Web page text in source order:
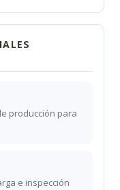
producción para
e inspección